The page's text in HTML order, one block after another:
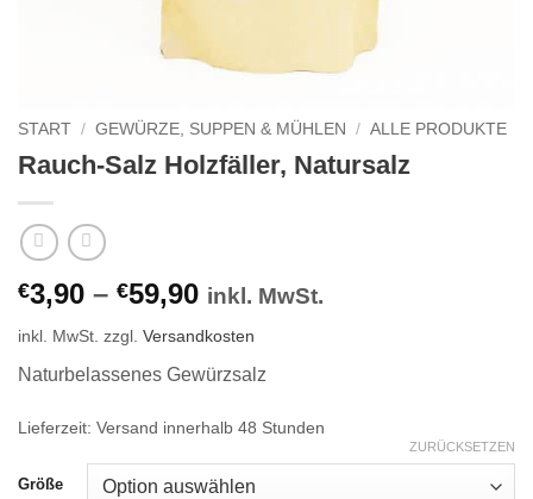
START / GEWÜRZE, SUPPEN & MÜHLEN / ALLE PRODUKTE
Rauch-Salz Holzfäller, Natursalz
€3,90 – €59,90 inkl. MwSt.
inkl. MwSt. zzgl. Versandkosten
Naturbelassenes Gewürzsalz
Lieferzeit: Versand innerhalb 48 Stunden
Größe
ZURÜCKSETZEN